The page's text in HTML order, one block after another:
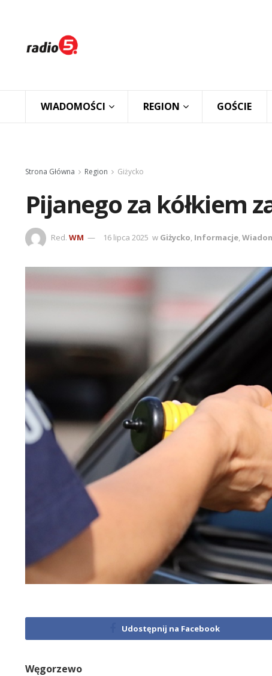
WIADOMOŚCI REGION GOŚCIE
Strona Główna Region Giżycko
Pijanego za kółkiem
Red. WM 16 lipca 2025 w Giżycko, Informacje,
Udostępnij na Facebook
Węgorzewo